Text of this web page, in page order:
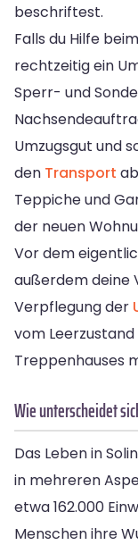
beschriftest.
Falls du Hilfe
rechtzeitig ein
Sperr- und
Umzugsgut und
den Transport
Teppiche und
der neuen
Vor dem
außerdem deine
Verpflegung der
vom
Treppenhauses
Wie unterscheidet
Das Leben in
in mehreren
etwa 162.000
Menschen ihre